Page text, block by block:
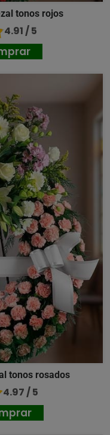
tonos rojos
4.91 / 5
tonos rosados
4.97 / 5